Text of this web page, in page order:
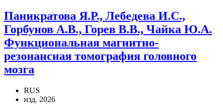
Паникратова Я.Р., Лебедева И.С.,
Горбунов А.В., Горев В.В., Чайка Ю.А.
Функциональная магнитно-
резонансная томография головного
мозга
RUS
изд. 2026